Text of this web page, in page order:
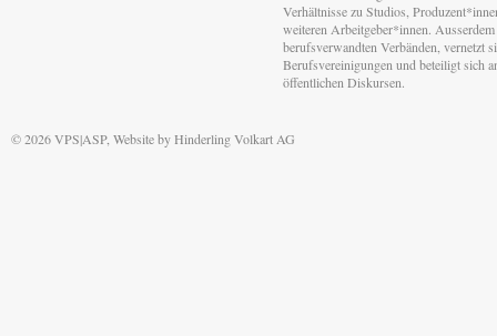
Verhältnisse zu Studios,
weiteren Arbeitgeber*innen.
berufsverwandten Verbänden, vernetzt
Berufsvereinigungen und beteiligt sich
öffentlichen Diskursen.
© 2026 VPS|ASP, Website byHinderling Volkart AG